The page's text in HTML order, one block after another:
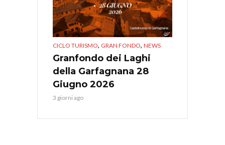
CICLO TURISMO, GRAN FONDO, NEWS
Granfondo dei Laghi
della Garfagnana 28
Giugno 2026
3 giorni ago